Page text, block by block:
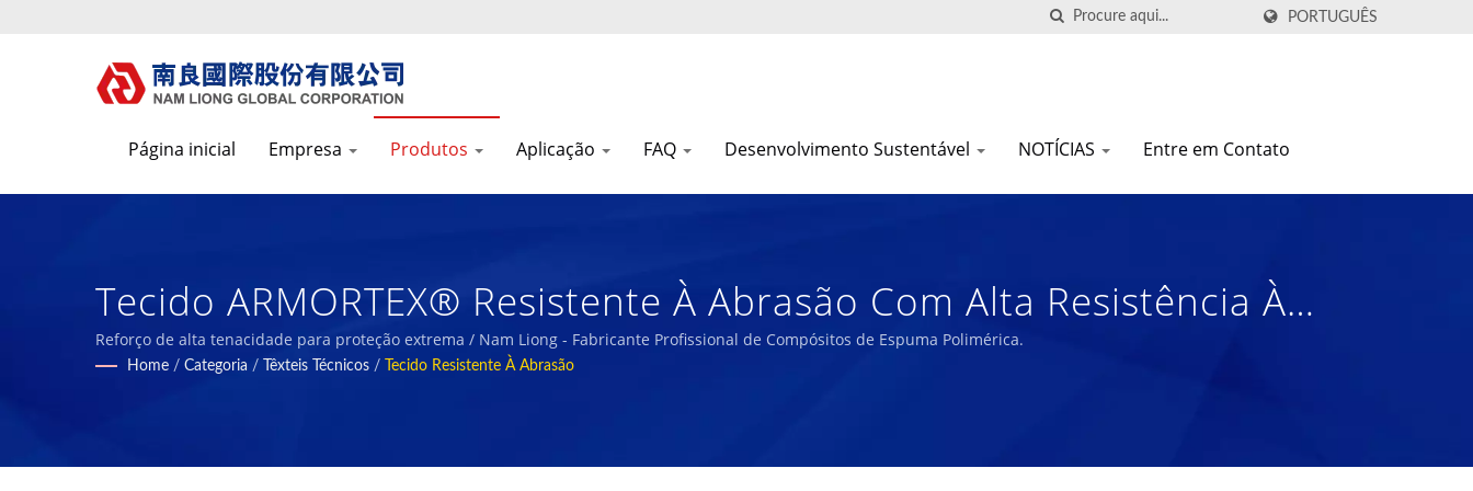
PORTUGUÊS
Página inicial Empresa Produtos Aplicação FAQ Desenvolvimento Sustentável NOTÍCIAS Entre em Contato
Tecido ARMORTEX® Resistente À Abrasão Com Alta Resistência À
Tração. / Nam Liong - Fabricante Profissional De Compósitos De
Reforço de alta tenacidade para proteção extrema / Nam Liong - Fabricante Profissional de Compósitos de Espuma Polimérica.
Home / Categoria / Têxteis Técnicos / Tecido Resistente À Abrasão